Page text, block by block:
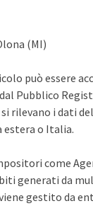
(MI)
può essere
Pubblico
rilevano i dati
estera o Italia.
come
generati da
gestito da